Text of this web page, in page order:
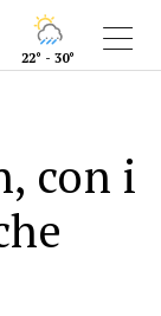
22° - 30°
con i